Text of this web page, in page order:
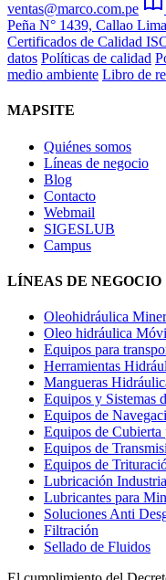
ventas@marco.com.pe
Peña N° 1439, Callao
Certificados de Calidad
datos Políticas de calidad
medio ambiente Libro de
MAPSITE
Quiénes somos
Líneas de negocio
Blog
Contacto
Webmail
SIGESLUB
Campus
LÍNEAS DE NEGOCIO
Oleohidráulica
Oleo hidráulica
Equipos para
Herramientas
Mangueras
Equipos y Sistemas
Equipos de
Equipos de Cubierta
Equipos de
Equipos de
Lubricación
Lubricantes para
Soluciones Anti
Filtración
Sellado de Fluidos